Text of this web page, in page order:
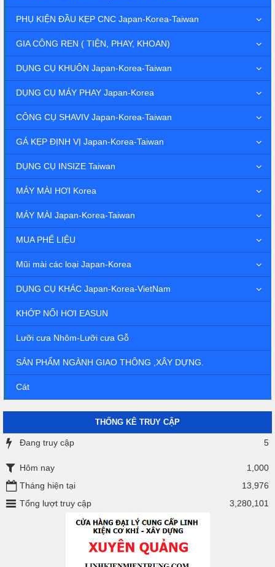
PHỤ KIỆN ĐẦU KẸP CNC Japan-Korea-Taiwan
GIA CÔNG REN ( TIỆN, PHAY, KHOAN)
DỤNG CỤ KHUÔN Japan-Korea-Taiwan
DỤNG CỤ MÁY PHAY Japan-Korea
CÔNG CỤ SHAVIV Japan-Korea-Taiwan
GÁ KẸP ĐỊNH VỊ Japan-Korea-Taiwan
DỤNG CỤ INSIZE Taiwan
MÁY MÀI HƠI Korea
MÁY MÀI Japan-Korea-Taiwan
MUA PHẾ LIỆU
Mũi mài các loại Japan-Korea
DỤNG CỤ KHÁC Japan-Korea-VietNam
KHỚP NỐI HƠI EASUN
Lưỡi cưa Nhôm-Lưỡi cưa Gỗ
SẢN PHẨM NGÀNH GIAO THÔNG ,XÂY DỰNG.
Cát
THỐNG KÊ TRUY CẬP
Đang truy cập 5
Hôm nay
1,000
Tháng hiện tại
13,976
Tổng lượt truy cập
3,280,101